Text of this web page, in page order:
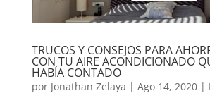
TRUCOS Y CONSEJOS PARA
CON TU AIRE ACONDICIONADO
HABÍA CONTADO
por Jonathan Zelaya | Ago 14, 2020|